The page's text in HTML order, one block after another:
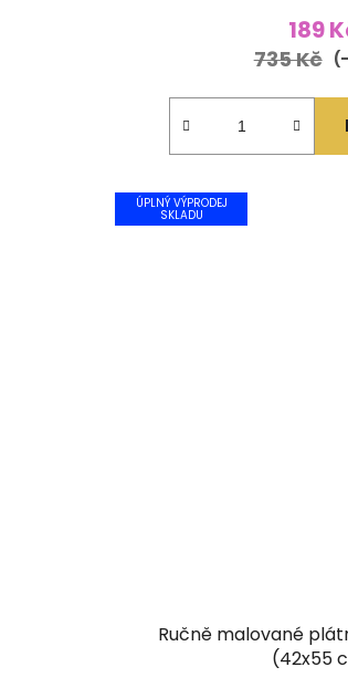
189
735 Kč
ÚPLNÝ VÝPRODEJ
SKLADU
Ručně malované
(42x55